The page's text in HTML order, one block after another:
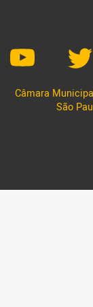
Câmara
São